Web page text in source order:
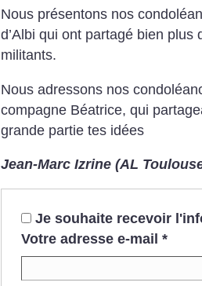
Nous présentons nos
d’Albi qui ont partagé bien
militants.
Nous adressons nos
compagne Béatrice, qui
grande partie tes idées
Jean-Marc Izrine (AL
Je souhaite recevoir
Votre adresse e-mail *